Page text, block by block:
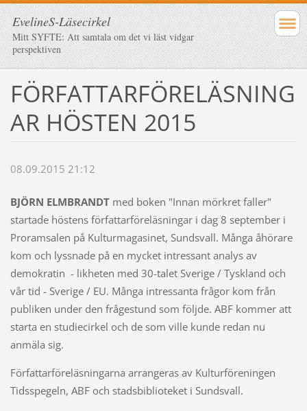
EvelineS-Läsecirkel
Mitt SYFTE: Att samtala om det vi läst vidgar
perspektiven
FÖRFATTARFÖRELÄSNING
AR HÖSTEN 2015
08.09.2015 21:12
BJÖRN ELMBRANDTmed boken "Innan mörkret faller"
startade höstens författarföreläsningar i dag 8 september i
Proramsalen på Kulturmagasinet, Sundsvall. Många åhörare
kom och lyssnade på en mycket intressant analys av
demokratin - likheten med 30-talet Sverige / Tyskland och
vår tid - Sverige / EU. Många intressanta frågor kom från
publiken under den frågestund som följde. ABF kommer att
starta en studiecirkel och de som ville kunde redan nu
anmäla sig.
Författarföreläsningarna arrangeras av Kulturföreningen
Tidsspegeln, ABF och stadsbiblioteket i Sundsvall.